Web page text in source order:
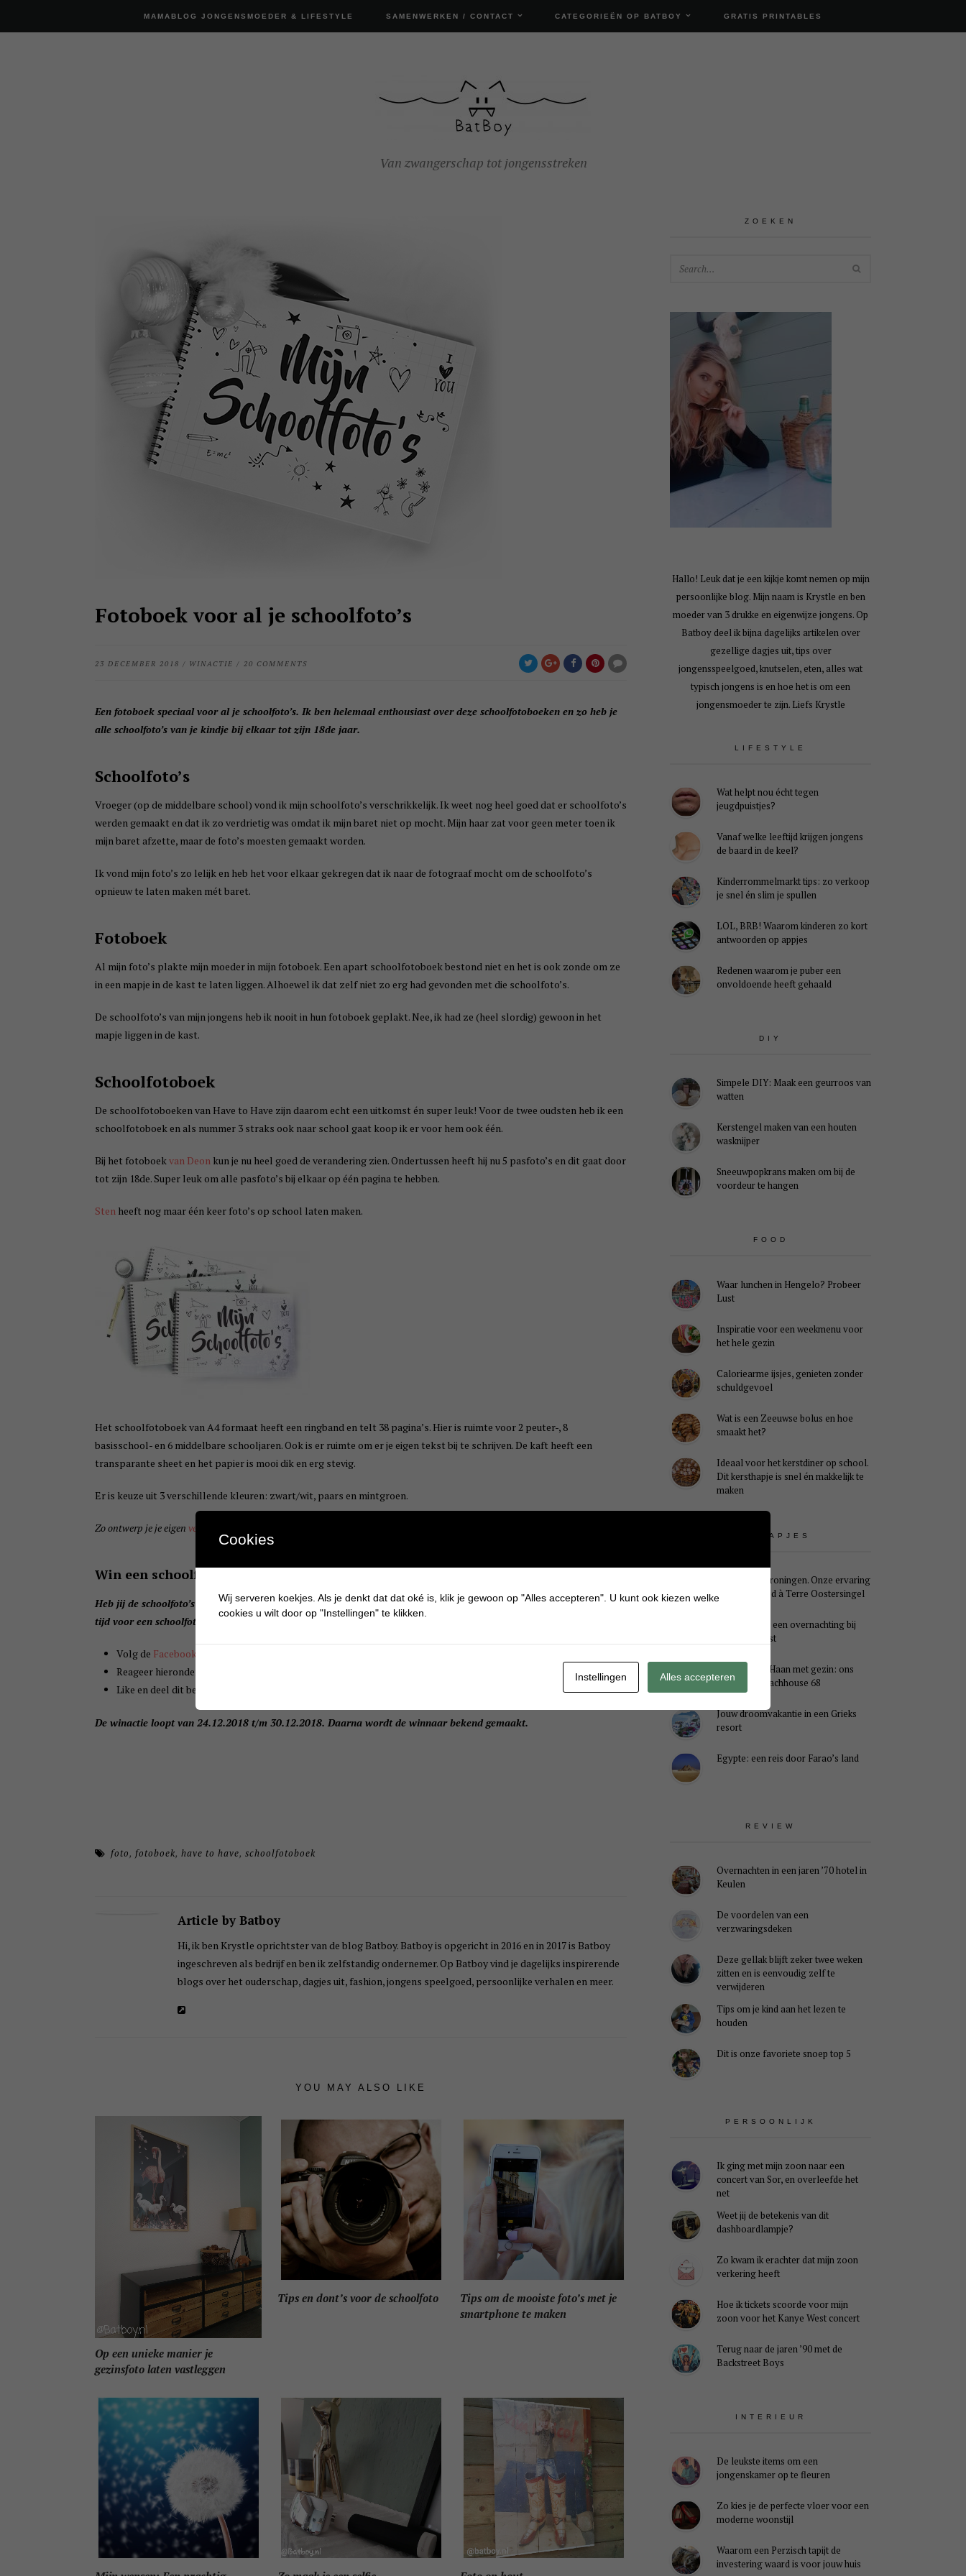
MAMABLOG JONGENSMOEDER & LIFESTYLE SAMENWERKEN / CONTACT CATEGORIEËN OP BATBOY GRATIS PRINTABLES
Van zwangerschap tot jongensstreken
Fotoboek voor al je schoolfoto’s
23 DECEMBER 2018 / WINACTIE / 20 COMMENTS
Een fotoboek speciaal voor al je schoolfoto’s. Ik ben helemaal enthousiast over deze schoolfotoboeken en zo heb je
alle schoolfoto’s van je kindje bij elkaar tot zijn 18de jaar.
Schoolfoto’s
Vroeger (op de middelbare school) vond ik mijn schoolfoto’s verschrikkelijk. Ik weet nog heel goed dat er schoolfoto’s
werden gemaakt en dat ik zo verdrietig was omdat ik mijn baret niet op mocht. Mijn haar zat voor geen meter toen ik
mijn baret afzette, maar de foto’s moesten gemaakt worden.
Ik vond mijn foto’s zo lelijk en heb het voor elkaar gekregen dat ik naar de fotograaf mocht om de schoolfoto’s
opnieuw te laten maken mét baret.
Fotoboek
Al mijn foto’s plakte mijn moeder in mijn fotoboek. Een apart schoolfotoboek bestond niet en het is ook zonde om ze
in een mapje in de kast te laten liggen. Alhoewel ik dat zelf niet zo erg had gevonden met die schoolfoto’s.
De schoolfoto’s van mijn jongens heb ik nooit in hun fotoboek geplakt. Nee, ik had ze (heel slordig) gewoon in het
mapje liggen in de kast.
Schoolfotoboek
De schoolfotoboeken van Have to Have zijn daarom echt een uitkomst én super leuk! Voor de twee oudsten heb ik een
schoolfotoboek en als nummer 3 straks ook naar school gaat koop ik er voor hem ook één.
Bij het fotoboekvan Deon kun je nu heel goed de verandering zien. Ondertussen heeft hij nu 5 pasfoto’s en dit gaat door
tot zijn 18de. Super leuk om alle pasfoto’s bij elkaar op één pagina te hebben.
Sten heeft nog maar één keer foto’s op school laten maken.
Het schoolfotoboek van A4 formaat heeft een ringband en telt 38 pagina’s. Hier is ruimte voor 2 peuter-, 8
basisschool- en 6 middelbare schooljaren. Ook is er ruimte om er je eigen tekst bij te schrijven. De kaft heeft een
transparante sheet en het papier is mooi dik en erg stevig.
Er is keuze uit 3 verschillende kleuren: zwart/wit, paars en mintgroen.
Zo ontwerp je je eigen verjaardagskalender
Win een schoolfotoboek
Heb jij de schoolfoto’s van jouw kindje nog steeds niet ingeplakt en liggen ze nog in het mapje in de lade? Dan is het
tijd voor een schoolfotoboek!
Volg de Facebookpagina
Reageer hieronder (met een geldig e-mailadres) of op onze Facebookpagina.
Like en deel dit bericht.
De winactie loopt van 24.12.2018 t/m 30.12.2018. Daarna wordt de winnaar bekend gemaakt.
foto, fotoboek,have to have,schoolfotoboek
Article by Batboy
Hi, ik ben Krystle oprichtster van de blog Batboy. Batboy is opgericht in 2016 en in 2017 is Batboy
ingeschreven als bedrijf en ben ik zelfstandig ondernemer. Op Batboy vind je dagelijks inspirerende
blogs over het ouderschap, dagjes uit, fashion, jongens speelgoed, persoonlijke verhalen en meer.
YOU MAY ALSO LIKE
Op een unieke manier je
gezinsfoto laten vastleggen
Tips en dont’s voor de schoolfoto
Tips om de mooiste foto’s met je
smartphone te maken
ZOEKEN
Hallo! Leuk dat je een kijkje komt nemen op mijn
persoonlijke blog. Mijn naam is Krystle en ben
moeder van 3 drukke en eigenwijze jongens. Op
Batboy deel ik bijna dagelijks artikelen over
gezellige dagjes uit, tips over
jongensspeelgoed, knutselen, eten, alles wat
typisch jongens is en hoe het is om een
jongensmoeder te zijn. Liefs Krystle
LIFESTYLE
Wat helpt nou écht tegen
jeugdpuistjes?
Vanaf welke leeftijd krijgen jongens
de baard in de keel?
Kinderrommelmarkt tips: zo verkoop
je snel én slim je spullen
LOL, BRB! Waarom kinderen zo kort
antwoorden op appjes
Redenen waarom je puber een
onvoldoende heeft gehaald
DIY
Simpele DIY: Maak een geurroos van
watten
Kerstengel maken van een houten
wasknijper
Sneeuwpopkrans maken om bij de
voordeur te hangen
FOOD
Waar lunchen in Hengelo? Probeer
Lust
Inspiratie voor een weekmenu voor
het hele gezin
Caloriearme ijsjes, genieten zonder
schuldgevoel
Wat is een Zeeuwse bolus en hoe
smaakt het?
Ideaal voor het kerstdiner op school.
Dit kersthapje is snel én makkelijk te
maken
UITSTAPJES
Weekendje Groningen. Onze ervaring
met B&B Pied à Terre Oostersingel
Genieten van een overnachting bij
B&B Landlust
Midweek De Haan met gezin: ons
verblijf in Beachhouse 68
Jouw droomvakantie in een Grieks
resort
Egypte: een reis door Farao’s land
REVIEW
Overnachten in een jaren ’70 hotel in
Keulen
De voordelen van een
verzwaringsdeken
Deze gellak blijft zeker twee weken
zitten en is eenvoudig zelf te
verwijderen
Tips om je kind aan het lezen te
houden
Dit is onze favoriete snoep top 5
PERSOONLIJK
Ik ging met mijn zoon naar een
concert van Sor, en overleefde het
net
Weet jij de betekenis van dit
dashboardlampje?
Zo kwam ik erachter dat mijn zoon
verkering heeft
Hoe ik tickets scoorde voor mijn
zoon voor het Kanye West concert
Terug naar de jaren ’90 met de
Backstreet Boys
INTERIEUR
De leukste items om een
jongenskamer op te fleuren
Zo kies je de perfecte vloer voor een
moderne woonstijl
Waarom een Perzisch tapijt de
investering waard is voor jouw huis
Cookies
Wij serveren koekjes. Als je denkt dat dat oké is, klik je gewoon op "Alles accepteren". U kunt ook kiezen welke
cookies u wilt door op "Instellingen" te klikken.
Instellingen Alles accepteren